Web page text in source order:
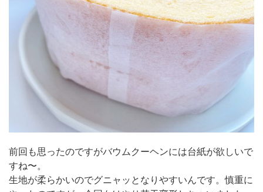
前回も思ったのですがバウムクーヘンには台紙が欲しいで
すね〜。
生地が柔らかいのでグニャッとなりやすいんです。慎重に